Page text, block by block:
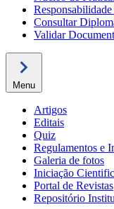
Consultar
Validar
Menu
Artigos
Editais
Quiz
Regulamentos e
Galeria de fotos
Iniciação
Portal de Revistas
Repositório